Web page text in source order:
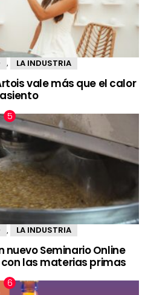
, LA INDUSTRIA
vale más que el calor
LA INDUSTRIA
nuevo Seminario Online
las materias primas